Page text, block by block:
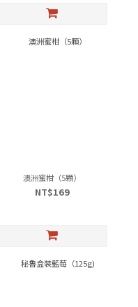
澳洲蜜柑（5顆）
NT$169